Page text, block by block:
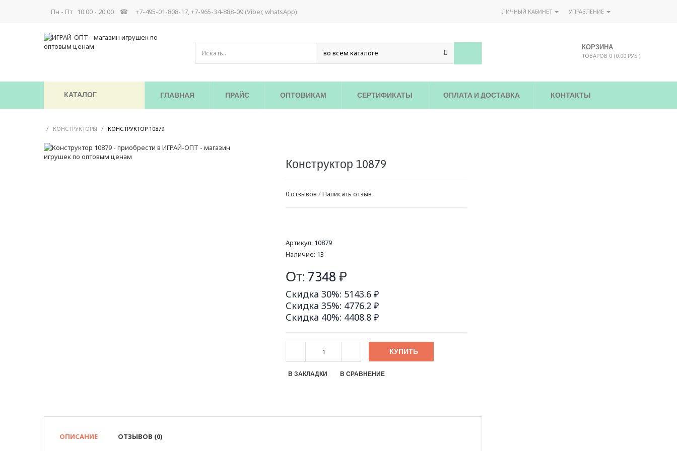
Пн - Пт 10:00 - 20:00 ☎ +7-495-01-808-17, +7-965-34-888-09 (Viber, whatsApp) ЛИЧНЫЙ КАБИНЕТ УПРАВЛЕНИЕ
КОРЗИНА
ТОВАРОВ 0 (0.00 РУБ.)
КАТАЛОГ ГЛАВНАЯ ПРАЙС ОПТОВИКАМ СЕРТИФИКАТЫ ОПЛАТА И ДОСТАВКА КОНТАКТЫ
/ КОНСТРУКТОРЫ / КОНСТРУКТОР 10879
Конструктор 10879
0 отзывов /Написать отзыв
Артикул: 10879
Наличие: 13
От: 7348 ₽
Скидка 30%: 5143.6 ₽
Скидка 35%: 4776.2 ₽
Скидка 40%: 4408.8 ₽
КУПИТЬ
В ЗАКЛАДКИ В СРАВНЕНИЕ
ОПИСАНИЕ ОТЗЫВОВ (0)